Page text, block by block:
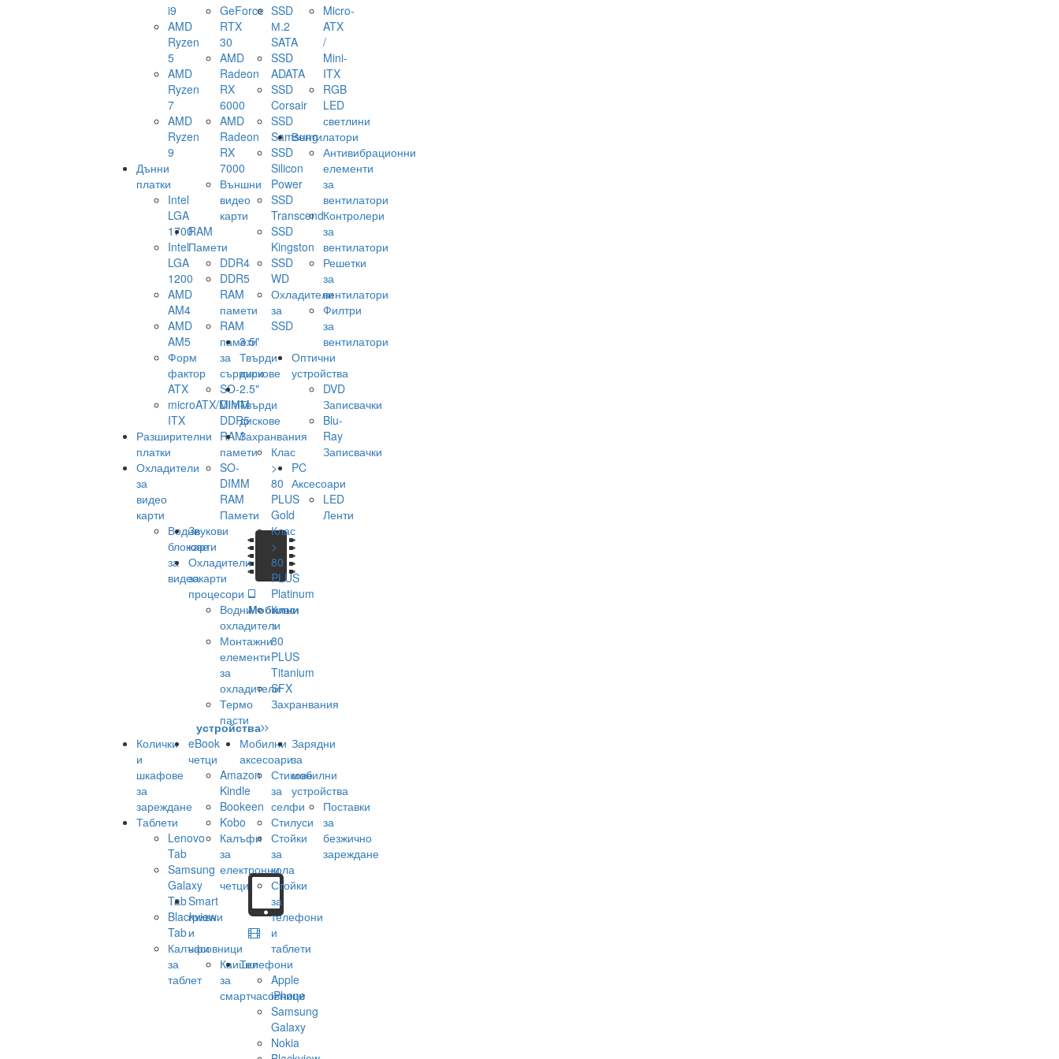
i9
AMD
Ryzen
5
AMD
Ryzen
7
AMD
Ryzen
9
Дънни
платки
Intel
LGA
1700
Intel
LGA
1200
AMD
AM4
AMD
AM5
Форм
фактор
ATX
microATX/Mini-
ITX
Разширителни
платки
Охладители
за
видео
карти
Водни
блокове
за
видеокарти
GeForce
RTX
30
AMD
Radeon
RX
6000
AMD
Radeon
RX
7000
Външни
видео
карти
RAM
Памети
DDR4
DDR5
RAM
памети
RAM
памети
за
сървъри
SO-
DIMM
DDR5
RAM
памети
SO-
DIMM
RAM
Памети
Звукови
карти
Охладители
за
процесори
Водни
охладители
Монтажни
елементи
за
охладители
Термо
пасти
SSD
М.2
SATA
SSD
ADATA
SSD
Corsair
SSD
Samsung
SSD
Silicon
Power
SSD
Transcend
SSD
Kingston
SSD
WD
Охладители
за
SSD
3.5"
Твърди
дискове
2.5"
Твърди
дискове
Захранвания
Клас
>
80
PLUS
Gold
Клас
>
80
PLUS
Platinum
Клас
>
80
PLUS
Titanium
SFX
Захранвания
Micro-
ATX
/
Mini-
ITX
RGB
LED
светлини
Вентилатори
Антивибрационни
елементи
за
вентилатори
Контролери
за
вентилатори
Решетки
за
вентилатори
Филтри
за
вентилатори
Оптични
устройства
DVD
Записвачки
Blu-
Ray
Записвачки
PC
Аксесоари
LED
Ленти
Мобилни
устройства
Колички
и
шкафове
за
зареждане
Таблети
Lenovo
Tab
Samsung
Galaxy
Tab
Blackview
Tab
Калъфи
за
таблет
eBook
четци
Amazon
Kindle
Bookeen
Kobo
Калъфи
за
електронни
четци
Smart
гривни
и
часовници
Каишки
за
смартчасовници
Мобилни
аксесоари
Стикове
за
селфи
Стилуси
Стойки
за
кола
Стойки
за
телефони
и
таблети
Телефони
Apple
iPhone
Samsung
Galaxy
Nokia
Зарядни
за
мобилни
устройства
Поставки
за
безжично
зареждане